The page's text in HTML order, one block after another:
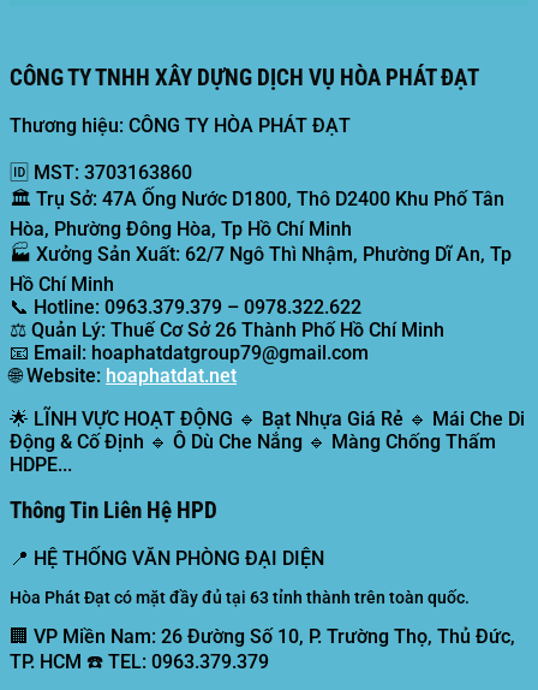
CÔNG TY TNHH XÂY DỰNG DỊCH VỤ HÒA PHÁT ĐẠT
Thương hiệu: CÔNG TY HÒA PHÁT ĐẠT
🆔 MST: 3703163860
🏛️ Trụ Sở: 47A Ống Nước D1800, Thô D2400 Khu Phố Tân
Hòa, Phường Đông Hòa, Tp Hồ Chí Minh
🏭 Xưởng Sản Xuất: 62/7 Ngô Thì Nhậm, Phường Dĩ An, Tp
Hồ Chí Minh
📞 Hotline: 0963.379.379 – 0978.322.622
⚖️ Quản Lý: Thuế Cơ Sở 26 Thành Phố Hồ Chí Minh
📧 Email: hoaphatdatgroup79@gmail.com
🌐Website: hoaphatdat.net
🌟 LĨNH VỰC HOẠT ĐỘNG 🔹 Bạt Nhựa Giá Rẻ 🔹 Mái Che Di
Động & Cố Định 🔹 Ô Dù Che Nắng 🔹 Màng Chống Thấm
HDPE...
Thông Tin Liên Hệ HPD
📍 HỆ THỐNG VĂN PHÒNG ĐẠI DIỆN
Hòa Phát Đạt có mặt đầy đủ tại 63 tỉnh thành trên toàn quốc.
🏢 VP Miền Nam: 26 Đường Số 10, P. Trường Thọ, Thủ Đức,
TP. HCM ☎️ TEL: 0963.379.379